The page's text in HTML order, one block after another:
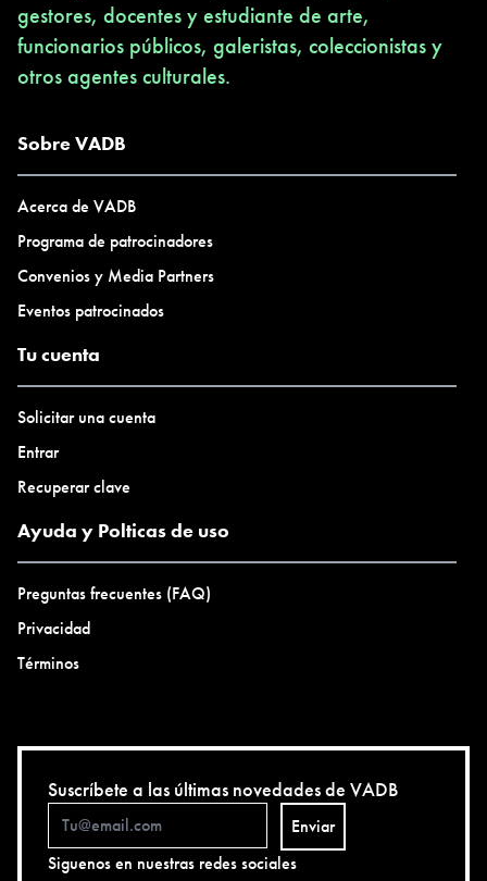
gestores, docentes y estudiante de arte,
funcionarios públicos, galeristas, coleccionistas y
otros agentes culturales.
Sobre VADB
Acerca de VADB
Programa de patrocinadores
Convenios y Media Partners
Eventos patrocinados
Tu cuenta
Solicitar una cuenta
Entrar
Recuperar clave
Ayuda y Polticas de uso
Preguntas frecuentes (FAQ)
Privacidad
Términos
Suscríbete a las últimas novedades de VADB
Enviar
Siguenos en nuestras redes sociales